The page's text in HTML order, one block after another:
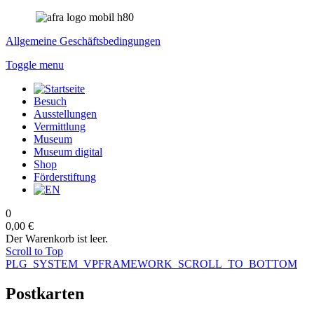
Allgemeine Geschäftsbedingungen
Toggle menu
Besuch
Ausstellungen
Vermittlung
Museum
Museum digital
Shop
Förderstiftung
0
0,00 €
Der Warenkorb ist leer.
Scroll to Top
PLG_SYSTEM_VPFRAMEWORK_SCROLL_TO_BOTTOM
Postkarten